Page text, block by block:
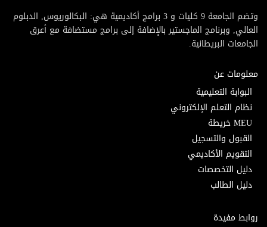
وتضم الجامعة 9 كليات و 3 برامج أكاديمية هي: البكالوريوس, الدبلوم
العالي, وبرنامج الماجستير بالإضافة إلى برامج مستضافة مع أعرق
الجامعات البريطانية.
معلومات عن
البوابة التعليمية
نظام التعلم الإلكتروني
MEU خريطة
القبول والتسجيل
التقويم الأكاديمي
دليل التخصصات
دليل الطالب
روابط مفيدة